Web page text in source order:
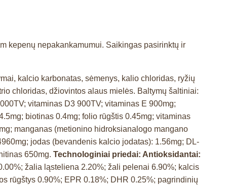
kepenų nepakankamumui. Saikingas pasirinktų ir
kalcio karbonatas, sėmenys, kalio chloridas, ryžių
chloridas, džiovintos alaus mielės. Baltymų šaltiniai:
vitaminas D3 900TV; vitaminas E 900mg;
biotinas 0.4mg; folio rūgštis 0.45mg; vitaminas
manganas (metionino hidroksianalogo mangano
jodas (bevandenis kalcio jodatas): 1.56mg; DL-
650mg. Technologiniai priedai: Antioksidantai:
žalia ląsteliena 2.20%; žali pelenai 6.90%; kalcis
rūgštys 0.90%; EPR 0.18%; DHR 0.25%; pagrindinių